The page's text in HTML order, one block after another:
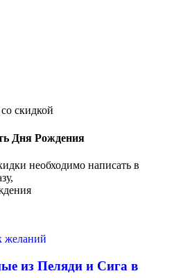
скидкой
Дня Рождения
необходимо написать в
желаний
из Пеляди и Сига в